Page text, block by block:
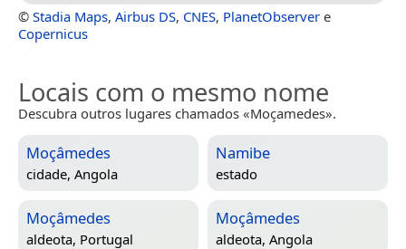
© Stadia Maps, Airbus DS, CNES, PlanetObserver e
Copernicus
Locais com o mesmo nome
Descubra outros lugares chamados «Moçamedes».
Moçâmedes
cidade, Angola
Namibe
estado
Moçâmedes
aldeota, Portugal
Moçâmedes
aldeota, Angola